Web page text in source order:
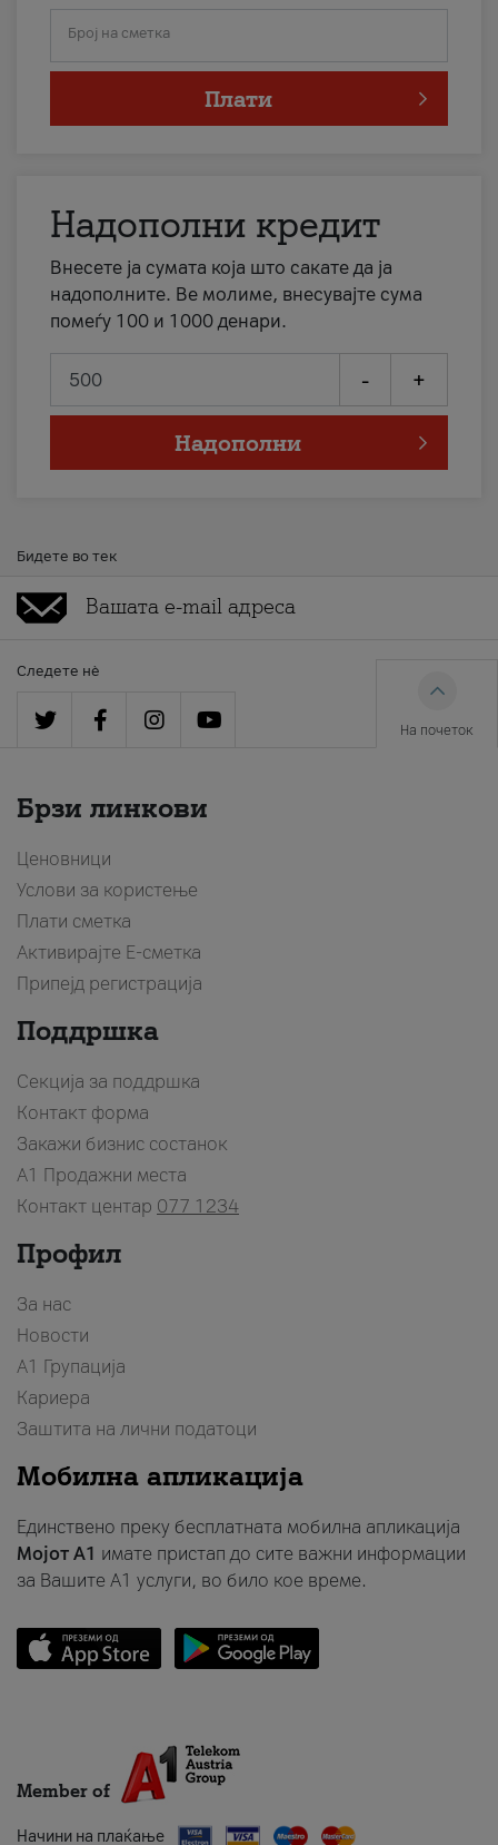
Број на сметка
Плати
Надополни кредит
Внесете ја сумата која што сакате да ја
надополните. Ве молиме, внесувајте сума
помеѓу 100 и 1000 денари.
- +
Надополни
Бидете во тек
Следете нè
На почеток
Брзи линкови
Ценовници
Услови за користење
Плати сметка
Активирајте Е-сметка
Припејд регистрација
Поддршка
Секција за поддршка
Контакт форма
Закажи бизнис состанок
A1 Продажни места
Контакт центар 077 1234
Профил
За нас
Новости
А1 Групација
Кариера
Заштита на лични податоци
Мобилна апликација
Единствено преку бесплатната мобилна апликација
Мојот A1 имате пристап до сите важни информации
за Вашите A1 услуги, во било кое време.
Member of
Начини на плаќање